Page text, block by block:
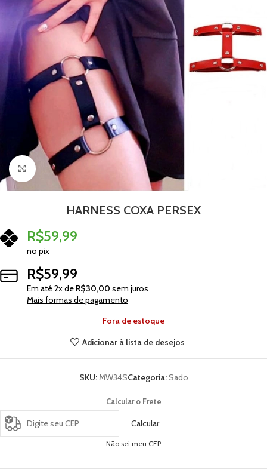
Clique para ampliar
HARNESS COXA PERSEX
R$59,99
no pix
R$59,99
Em até2x de R$30,00 sem juros
Mais formas de pagamento
Fora de estoque
Adicionar à lista de desejos
SKU:MW34SCategoria:Sado
Calcular o Frete
Calcular
Não sei meu CEP